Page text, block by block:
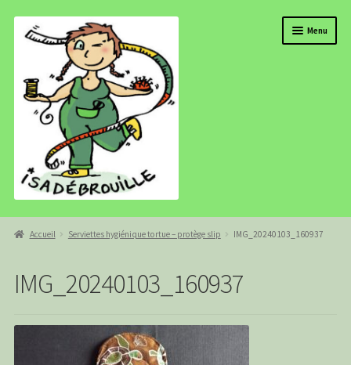
navigation
au
Menu
BOUTIQUE
AGENDA
Accueil Serviettes hygiénique tortue – protège slip IMG_20240103_160937
IMG_20240103_160937